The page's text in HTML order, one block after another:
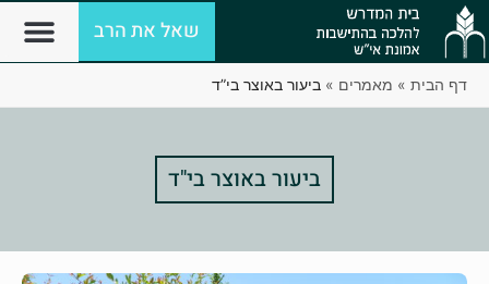
שאל את הרב
דף הבית » מאמרים » ביעור באוצר בי”ד
ביעור באוצר בי"ד